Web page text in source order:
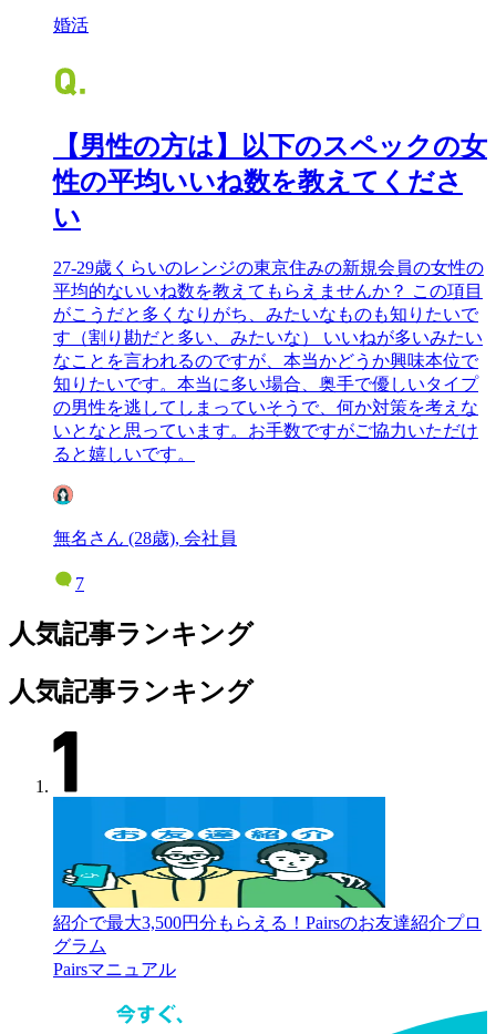
婚活
【男性の方は】以下のスペックの女
性の平均いいね数を教えてくださ
い
27-29歳くらいのレンジの東京住みの新規会員の女性の
平均的ないいね数を教えてもらえませんか？ この項目
がこうだと多くなりがち、みたいなものも知りたいで
す（割り勘だと多い、みたいな） いいねが多いみたい
なことを言われるのですが、本当かどうか興味本位で
知りたいです。本当に多い場合、奥手で優しいタイプ
の男性を逃してしまっていそうで、何か対策を考えな
いとなと思っています。お手数ですがご協力いただけ
ると嬉しいです。
無名さん (28歳), 会社員
7
人気記事ランキング
人気記事ランキング
紹介で最大3,500円分もらえる！Pairsのお友達紹介プロ
グラム
Pairsマニュアル